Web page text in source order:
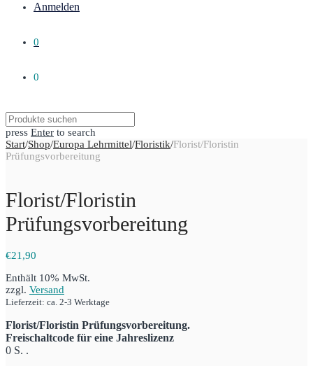
Anmelden
0
0
press Enter to search
Start/Shop/Europa Lehrmittel/Floristik/Florist/Floristin
Prüfungsvorbereitung
Florist/Floristin
Prüfungsvorbereitung
€21,90
Enthält 10% MwSt.
zzgl. Versand
Lieferzeit: ca. 2-3 Werktage
Florist/Floristin Prüfungsvorbereitung.
Freischaltcode für eine Jahreslizenz
0 S. .